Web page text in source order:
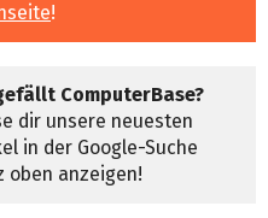
!
ComputerBase?
dir unsere neuesten
in der Google-Suche
oben anzeigen!